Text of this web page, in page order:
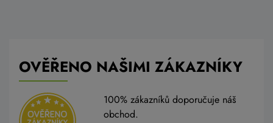
OVĚŘENO NAŠIMI ZÁKAZNÍKY
100% zákazníků doporučuje náš
obchod.